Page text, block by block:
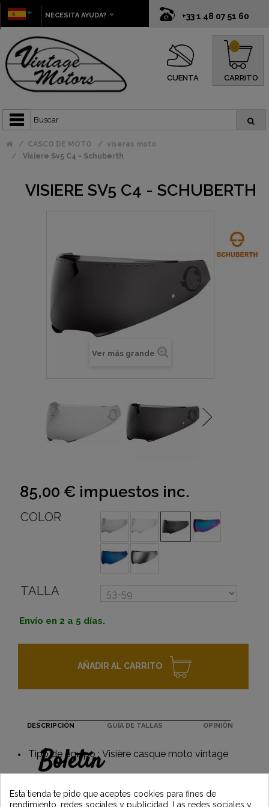
+33 1 48 07 51 60
NECESITA AYUDA?
CUENTA CARRITO
0
CASCO DE MOTO
viseras moto
Visiere Sv5 C4 - Schuberth
VISIERE SV5 C4 - SCHUBERTH
Ver más grande
85,00 € impuestos inc.
COLOR
TALLA
Envío en 2 a 5 días.
AÑADIR AL CARRITO
DESCRIPCIÓN GUÍA DE TALLAS OPINIÓN
Tipo de equipo : Visière casque moto vintage
Boletín
suscribiéndose y manténgase informado de
las últimas noticias de Vintage Motors
Esta tienda te pide que aceptes cookies para fines de
rendimiento, redes sociales y publicidad. Las redes sociales y